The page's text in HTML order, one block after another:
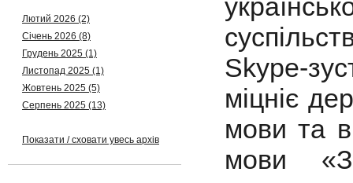
Лютий 2026 (2)
Січень 2026 (8)
Грудень 2025 (1)
Листопад 2025 (1)
Жовтень 2025 (5)
Серпень 2025 (13)
Показати / сховати увесь архів
Skype-
міцніє
мови та в
мови